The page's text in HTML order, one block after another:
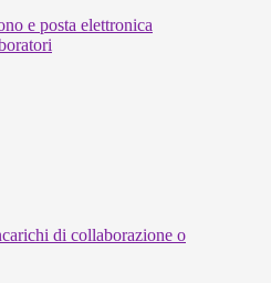
e posta elettronica
di collaborazione o